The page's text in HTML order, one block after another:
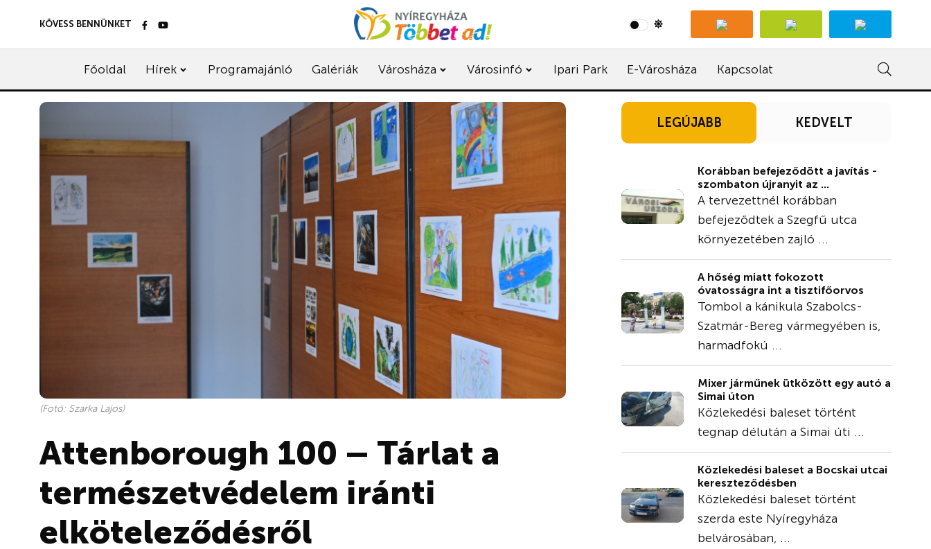
KÖVESS BENNÜNKET
Főoldal Hírek Programajánló Galériák Városháza Városinfó Ipari Park E-Városháza Kapcsolat
(Fotó: Szarka Lajos)
Attenborough 100 – Tárlat a
természetvédelem iránti
elköteleződésről
LEGÚJABB KEDVELT
Korábban befejeződött a javítás -
szombaton újranyit az ...
A tervezettnél korábban
befejeződtek a Szegfű utca
környezetében zajló ...
A hőség miatt fokozott
óvatosságra int a tisztifőorvos
Tombol a kánikula Szabolcs-
Szatmár-Bereg vármegyében is,
harmadfokú ...
Mixer járműnek ütközött egy autó a
Simai úton
Közlekedési baleset történt
tegnap délután a Simai úti ...
Közlekedési baleset a Bocskai utcai
kereszteződésben
Közlekedési baleset történt
szerda este Nyíregyháza
belvárosában, ...